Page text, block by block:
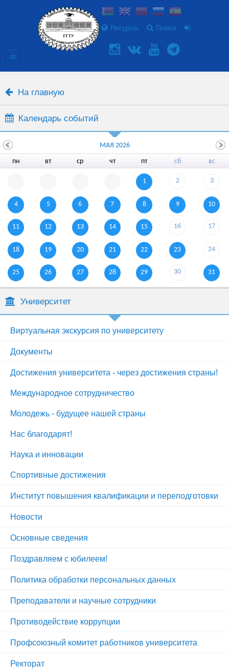
Ресурсы Поиск
На главную
Календарь событий
пн вт ср чт пт сб вс
1 2 3
4 5 6 7 8 9 10
11 12 13 14 15 16 17
18 19 20 21 22 23 24
25 26 27 28 29 30 31
МАЯ 2026
Университет
Виртуальная экскурсия по университету
Документы
Достижения университета - через достижения страны!
Международное сотрудничество
Молодежь - будущее нашей страны
Нас благодарят!
Наука и инновации
Спортивные достижения
Институт повышения квалификации и переподготовки
Новости
Основные сведения
Поздравляем с юбилеем!
Политика обработки персональных данных
Преподаватели и научные сотрудники
Противодействие коррупции
Профсоюзный комитет работников университета
Ректорат